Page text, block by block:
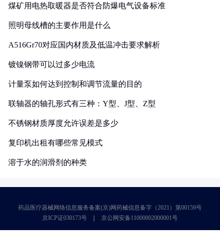
煤矿用电热取暖器是否符合防爆电气设备标准
照明母线槽的主要作用是什么
A516Gr70对应国内材质及低温冲击要求解析
镀镍钢带可以过多少电流
计量泵如何达到控制和调节流量的目的
联轴器的轴孔形式有三种：Y型、J型、Z型
不锈钢材质厚度允许误差是多少
复印机出租有哪些常见模式
溶于水的润滑剂的种类
药品医疗器械网络信息服务备案(京)网药械信息备字（2021）第00159号
京ICP证030173号
京公网安备11000002000001号